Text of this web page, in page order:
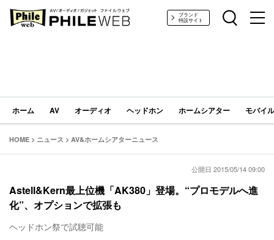
PHILE WEB｜AV/オーディオ/ガジェットブランド
特設サイト
ホーム AV オーディオ ヘッドホン ホームシアター モバイ
HOME > ニュース > AV&ホームシアターニュース
公開日 2015/05/14 09:00
Astell&Kern最上位機「AK380」登場。“プロモデルへ進
化”、オプションで拡張も
ヘッドホン祭で試聴可能